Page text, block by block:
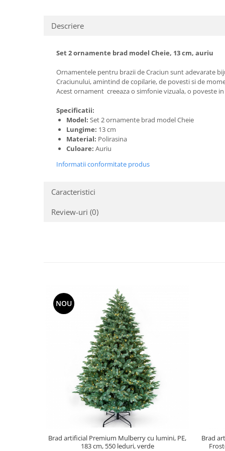
Descriere
Set 2 ornamente brad model Cheie, 13 cm, auriu
Ornamentele pentru brazii de Craciun sunt adevarate
Craciunului, amintind de copilarie, de povesti si de
Acest ornament creeaza o simfonie vizuala, o poveste
Specificatii:
Model: Set 2 ornamente brad model Cheie
Lungime: 13 cm
Material: Polirasina
Culoare: Auriu
Informatii conformitate produs
Caracteristici
Review-uri (0)
NOU
Brad artificial Premium Mulberry cu lumini, PE,
183 cm, 550 leduri, verde
Brad